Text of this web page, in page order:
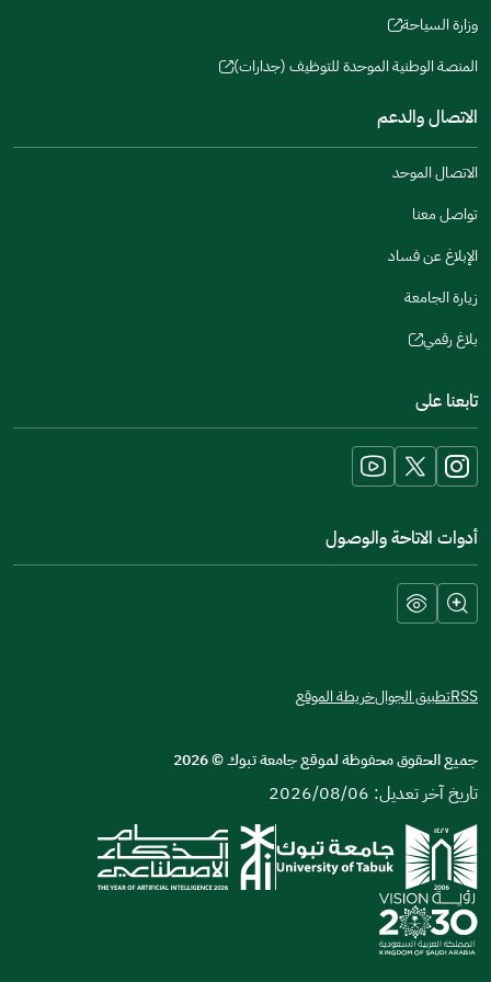
window)
new
window)
new
وزارة السياحة
(opens
new
window)
المنصة الوطنية الموحدة للتوظيف (جدارات)
window)
الاتصال والدعم
الاتصال الموحد
تواصل معنا
الإبلاغ عن فساد
زيارة الجامعة
بلاغ رقمي
(opens
new
window)
تابعنا على
أدوات الاتاحة والوصول
RSSتطبيق الجوالخريطة الموقع
جميع الحقوق محفوظة لموقع جامعة تبوك©
2026
تاريخ آخر تعديل: 2026/08/06